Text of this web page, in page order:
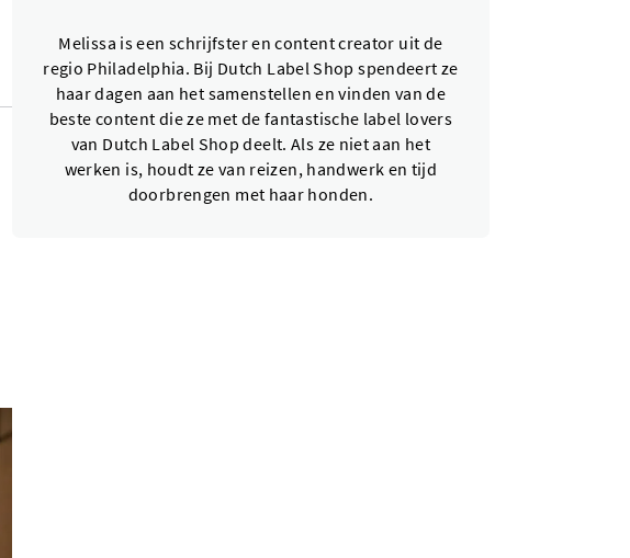
Melissa is een schrijfster en content creator uit de
regio Philadelphia. Bij Dutch Label Shop spendeert ze
haar dagen aan het samenstellen en vinden van de
beste content die ze met de fantastische label lovers
van Dutch Label Shop deelt. Als ze niet aan het
werken is, houdt ze van reizen, handwerk en tijd
doorbrengen met haar honden.